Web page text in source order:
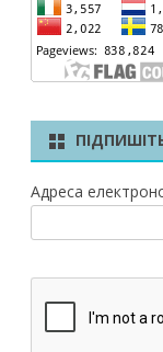
Адреса